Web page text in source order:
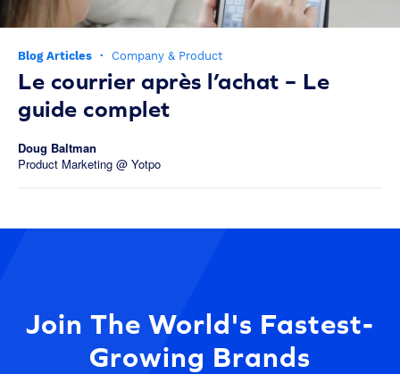
Blog Articles · Company & Product
Le courrier après l’achat – Le
guide complet
Doug Baltman
Product Marketing @ Yotpo
Join The World's Fastest-
Growing Brands